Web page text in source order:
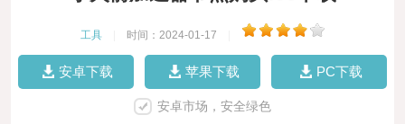
工具 时间：2024-01-17
安卓下载 苹果下载 PC下载
安卓市场，安全绿色